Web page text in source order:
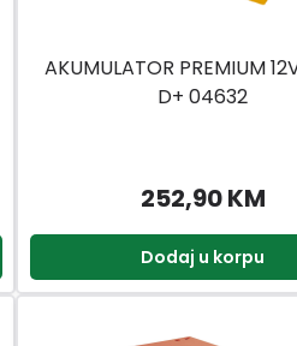
AKUMULATOR PREMIUM
D+ 04632
252,90 KM
Dodaj u korpu